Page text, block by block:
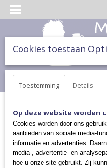
Inloggen Registreren
Home >KERST>KERSTKLOK
Cookies toestaan
Toestemming Details
Op deze website worden
Cookies worden door ons
aanbieden van sociale media-
informatie en advertenties.
media-, advertentie- en
hoe u onze site gebruikt. Zij